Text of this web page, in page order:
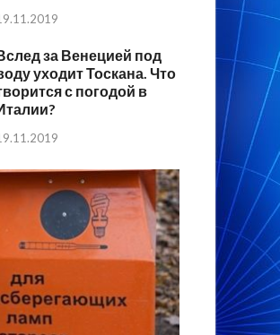
за Венецией под
уходит Тоскана. Что
с погодой в